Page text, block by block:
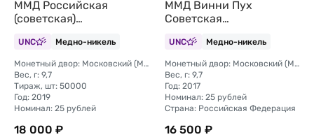
ММД Российская
(советская)
Мороз и Лето (цветная, в
блистере)
UNC Медно-никель
Монетный двор: Московский (ММД)
Вес, г: 9,7
Тираж, шт: 50000
Год: 2019
Номинал: 25 рублей
18 000 ₽
ММД Винни Пух
Советская
(цветная, в блистере)
UNC Медно-никель
Монетный двор: Московский (ММД)
Вес, г: 9,7
Год: 2017
Номинал: 25 рублей
Страна: Российская Федерация
16 500 ₽